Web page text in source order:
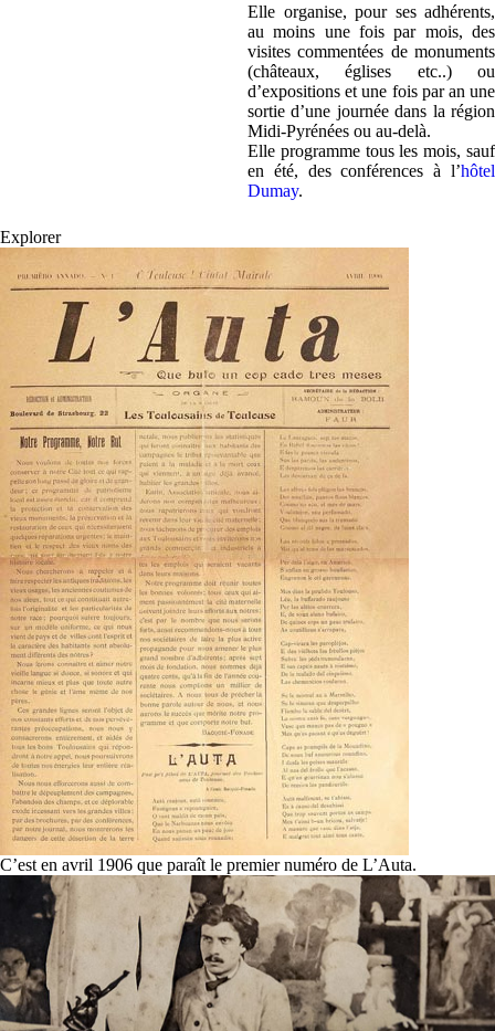
Elle organise, pour ses adhérents,
au moins une fois par mois, des
visites commentées de monuments
(châteaux, églises etc..) ou
d’expositions et une fois par an une
sortie d’une journée dans la région
Midi-Pyrénées ou au-delà.
Elle programme tous les mois, sauf
en été, des conférences à l’hôtel
Dumay.
Explorer
C’est en avril 1906 que paraît le premier numéro de L’Auta.